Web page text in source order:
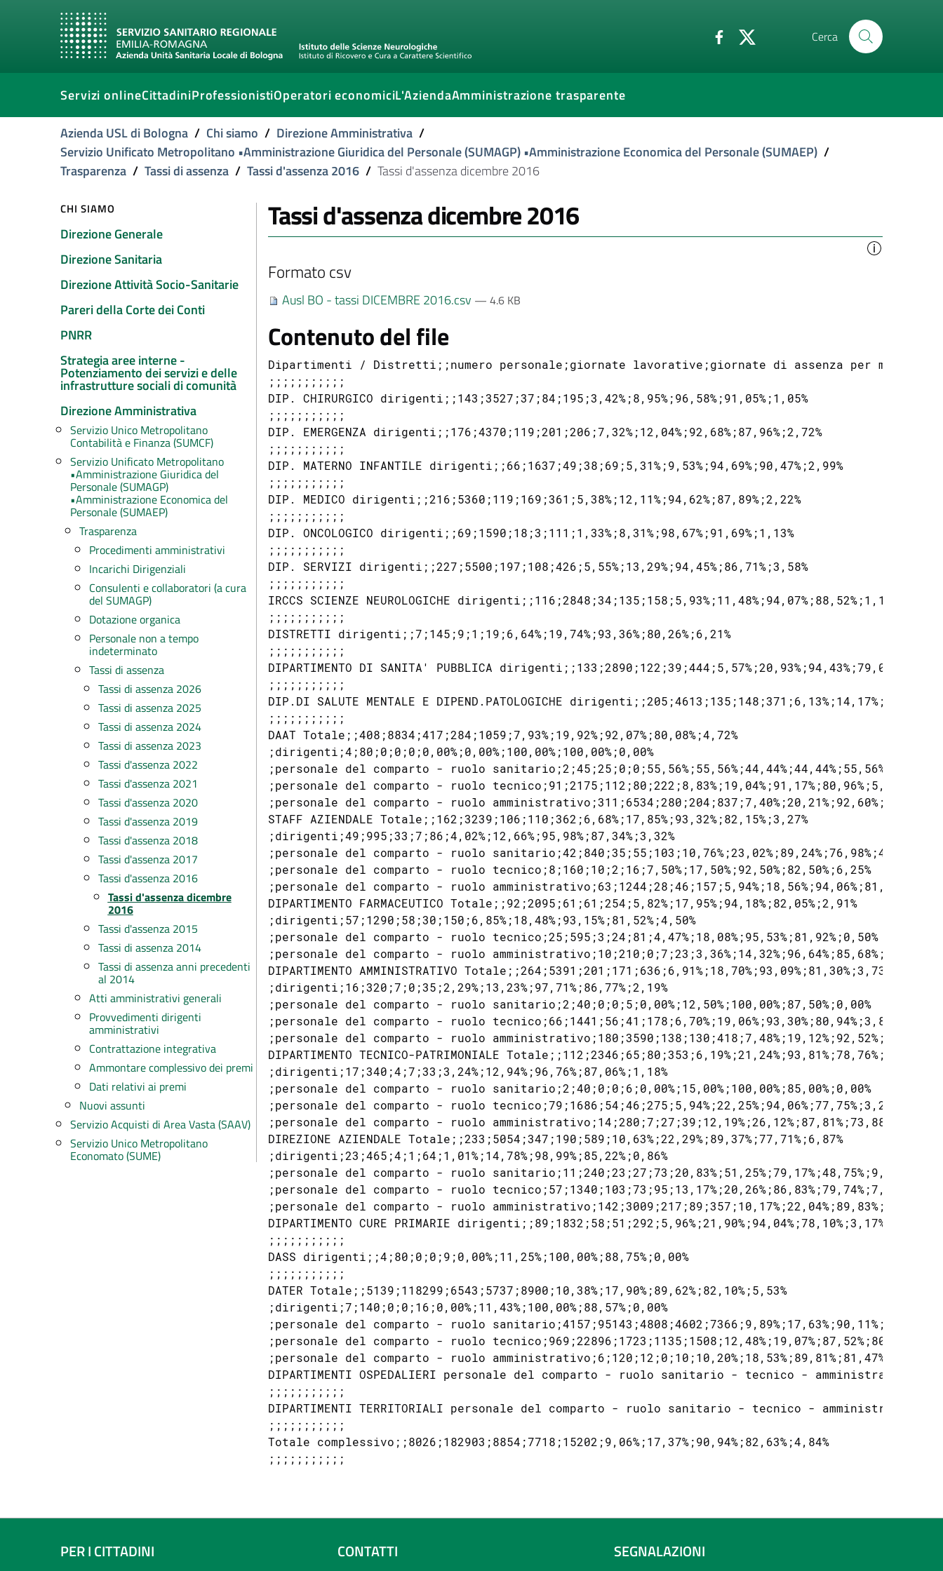
Cerca
Servizi onlineCittadiniProfessionistiOperatori economiciL'AziendaAmministrazione trasparente
Azienda USL di Bologna / Chi siamo / Direzione Amministrativa /
Servizio Unificato Metropolitano •Amministrazione Giuridica del Personale (SUMAGP) •Amministrazione Economica del Personale (SUMAEP) /
Trasparenza / Tassi di assenza / Tassi d'assenza 2016 / Tassi d'assenza dicembre 2016
CHI SIAMO
Direzione Generale
Direzione Sanitaria
Direzione Attività Socio-Sanitarie
Pareri della Corte dei Conti
PNRR
Strategia aree interne -
Potenziamento dei servizi e delle
infrastrutture sociali di comunità
Direzione Amministrativa
Servizio Unico Metropolitano
Contabilità e Finanza (SUMCF)
Servizio Unificato Metropolitano
•Amministrazione Giuridica del
Personale (SUMAGP)
•Amministrazione Economica del
Personale (SUMAEP)
Trasparenza
Procedimenti amministrativi
Incarichi Dirigenziali
Consulenti e collaboratori (a cura
del SUMAGP)
Dotazione organica
Personale non a tempo
indeterminato
Tassi di assenza
Tassi di assenza 2026
Tassi di assenza 2025
Tassi di assenza 2024
Tassi di assenza 2023
Tassi d'assenza 2022
Tassi d'assenza 2021
Tassi d'assenza 2020
Tassi d'assenza 2019
Tassi d'assenza 2018
Tassi d'assenza 2017
Tassi d'assenza 2016
Tassi d'assenza dicembre
2016
Tassi d'assenza 2015
Tassi di assenza 2014
Tassi di assenza anni precedenti
al 2014
Atti amministrativi generali
Provvedimenti dirigenti
amministrativi
Contrattazione integrativa
Ammontare complessivo dei premi
Dati relativi ai premi
Nuovi assunti
Servizio Acquisti di Area Vasta (SAAV)
Servizio Unico Metropolitano
Economato (SUME)
Tassi d'assenza dicembre 2016
Formato csv
Ausl BO - tassi DICEMBRE 2016.csv — 4.6 KB
Contenuto del file
Dipartimenti / Distretti;;numero personale;giornate lavorative;giornate di assenza per
;;;;;;;;;;;
DIP. CHIRURGICO dirigenti;;143;3527;37;84;195;3,42%;8,95%;96,58%;91,05%;1,05%
;;;;;;;;;;;
DIP. EMERGENZA dirigenti;;176;4370;119;201;206;7,32%;12,04%;92,68%;87,96%;2,72%
;;;;;;;;;;;
DIP. MATERNO INFANTILE dirigenti;;66;1637;49;38;69;5,31%;9,53%;94,69%;90,47%;2,99%
;;;;;;;;;;;
DIP. MEDICO dirigenti;;216;5360;119;169;361;5,38%;12,11%;94,62%;87,89%;2,22%
;;;;;;;;;;;
DIP. ONCOLOGICO dirigenti;;69;1590;18;3;111;1,33%;8,31%;98,67%;91,69%;1,13%
;;;;;;;;;;;
DIP. SERVIZI dirigenti;;227;5500;197;108;426;5,55%;13,29%;94,45%;86,71%;3,58%
;;;;;;;;;;;
IRCCS SCIENZE NEUROLOGICHE dirigenti;;116;2848;34;135;158;5,93%;11,48%;94,07%;88,52%;1,19%
;;;;;;;;;;;
DISTRETTI dirigenti;;7;145;9;1;19;6,64%;19,74%;93,36%;80,26%;6,21%
;;;;;;;;;;;
DIPARTIMENTO DI SANITA' PUBBLICA dirigenti;;133;2890;122;39;444;5,57%;20,93%;94,43%;79,07%;4,22%
;;;;;;;;;;;
DIP.DI SALUTE MENTALE E DIPEND.PATOLOGICHE
;;;;;;;;;;;
DAAT Totale;;408;8834;417;284;1059;7,93%;19,92%;92,07%;80,08%;4,72%
;dirigenti;4;80;0;0;0;0,00%;0,00%;100,00%;100,00%;0,00%
;personale del comparto - ruolo sanitario;2;45;25;0;0;55,56%;55,56%;44,44%;44,44%;55,56%
;personale del comparto - ruolo tecnico;91;2175;112;80;222;8,83%;19,04%;91,17%;80,96%;5,15%
;personale del comparto - ruolo
STAFF AZIENDALE Totale;;162;3239;106;110;362;6,68%;17,85%;93,32%;82,15%;3,27%
;dirigenti;49;995;33;7;86;4,02%;12,66%;95,98%;87,34%;3,32%
;personale del comparto - ruolo sanitario;42;840;35;55;103;10,76%;23,02%;89,24%;76,98%;4,17%
;personale del comparto - ruolo tecnico;8;160;10;2;16;7,50%;17,50%;92,50%;82,50%;6,25%
;personale del comparto - ruolo
DIPARTIMENTO FARMACEUTICO Totale;;92;2095;61;61;254;5,82%;17,95%;94,18%;82,05%;2,91%
;dirigenti;57;1290;58;30;150;6,85%;18,48%;93,15%;81,52%;4,50%
;personale del comparto - ruolo tecnico;25;595;3;24;81;4,47%;18,08%;95,53%;81,92%;0,50%
;personale del comparto - ruolo amministrativo;10;210;0;7;23;3,36%;14,32%;96,64%;85,68%;0,00%
DIPARTIMENTO AMMINISTRATIVO Totale;;264;5391;201;171;636;6,91%;18,70%;93,09%;81,30%;3,73%
;dirigenti;16;320;7;0;35;2,29%;13,23%;97,71%;86,77%;2,19%
;personale del comparto - ruolo sanitario;2;40;0;0;5;0,00%;12,50%;100,00%;87,50%;0,00%
;personale del comparto - ruolo tecnico;66;1441;56;41;178;6,70%;19,06%;93,30%;80,94%;3,89%
;personale del comparto - ruolo
DIPARTIMENTO TECNICO-PATRIMONIALE Totale;;112;2346;65;80;353;6,19%;21,24%;93,81%;78,76%;2,77%
;dirigenti;17;340;4;7;33;3,24%;12,94%;96,76%;87,06%;1,18%
;personale del comparto - ruolo sanitario;2;40;0;0;6;0,00%;15,00%;100,00%;85,00%;0,00%
;personale del comparto - ruolo tecnico;79;1686;54;46;275;5,94%;22,25%;94,06%;77,75%;3,20%
;personale del comparto - ruolo amministrativo;14;280;7;27;39;12,19%;26,12%;87,81%;73,88%;2,50%
DIREZIONE AZIENDALE Totale;;233;5054;347;190;589;10,63%;22,29%;89,37%;77,71%;6,87%
;dirigenti;23;465;4;1;64;1,01%;14,78%;98,99%;85,22%;0,86%
;personale del comparto - ruolo sanitario;11;240;23;27;73;20,83%;51,25%;79,17%;48,75%;9,58%
;personale del comparto - ruolo tecnico;57;1340;103;73;95;13,17%;20,26%;86,83%;79,74%;7,69%
;personale del comparto - ruolo
DIPARTIMENTO CURE PRIMARIE dirigenti;;89;1832;58;51;292;5,96%;21,90%;94,04%;78,10%;3,17%
;;;;;;;;;;;
DASS dirigenti;;4;80;0;0;9;0,00%;11,25%;100,00%;88,75%;0,00%
;;;;;;;;;;;
DATER Totale;;5139;118299;6543;5737;8900;10,38%;17,90%;89,62%;82,10%;5,53%
;dirigenti;7;140;0;0;16;0,00%;11,43%;100,00%;88,57%;0,00%
;personale del comparto - ruolo
;personale del comparto - ruolo
;personale del comparto - ruolo amministrativo;6;120;12;0;10;10,20%;18,53%;89,81%;81,47%;10,00%
DIPARTIMENTI OSPEDALIERI personale del comparto - ruolo sanitario - tecnico -
;;;;;;;;;;;
DIPARTIMENTI TERRITORIALI personale del comparto - ruolo sanitario - tecnico -
;;;;;;;;;;;
Totale complessivo;;8026;182903;8854;7718;15202;9,06%;17,37%;90,94%;82,63%;4,84%
PER I CITTADINI CONTATTI SEGNALAZIONI